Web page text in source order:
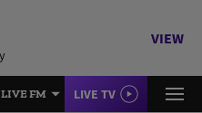
VIEW
LIVE FM LIVE TV